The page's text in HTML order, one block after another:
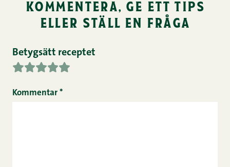
kommentera, ge ett tips
eller ställ en fråga
Betygsätt receptet
Kommentar *